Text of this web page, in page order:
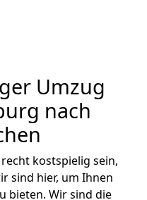
Umzug
nach
kostspielig sein,
sind hier, um Ihnen
bieten. Wir sind die